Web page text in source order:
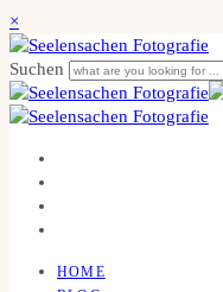
×
Suchen
HOME